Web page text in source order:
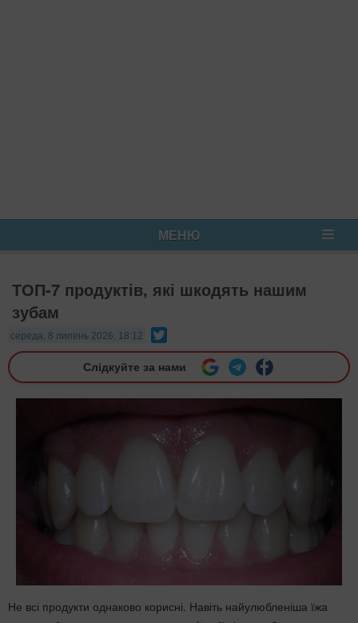
МЕНЮ
ТОП-7 продуктів, які шкодять нашим
зубам
середа, 8 липень 2026, 18:12
Слідкуйте за нами
Не всі продукти однаково корисні. Навіть найулюбленіша їжа